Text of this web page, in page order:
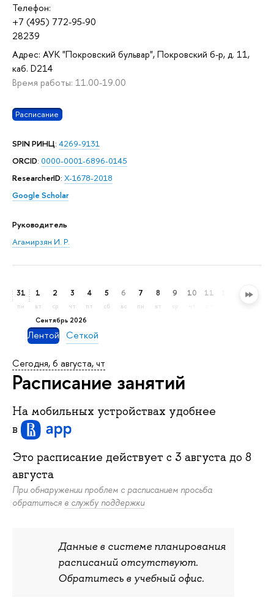
Телефон:
+7 (495) 772-95-90
28239
Адрес: АУК "Покровский бульвар", Покровский б-р, д. 11,
каб. D214
Время работы: 11.00-19.00
Расписание
SPIN РИНЦ: 4269-9131
ORCID: 0000-0001-6896-0145
ResearcherID: X-1678-2018
Google Scholar
Руководитель
Агамирзян И. Р.
31
пн
сентябрь 2026
1
вт
2
ср
3
чт
4
пт
5
сб
6
вс
7
пн
8
вт
9 10 11 13
Лентой Сеткой
Сегодня, 6 августа, чт
Расписание занятий
На мобильных устройствах удобнее
в
Это расписание действует c 3 августа до 8
августа
При обнаружении проблем с расписанием просьба
обратиться в службу поддержки
Данные в системе планирования
расписаний отсутствуют.
Обратитесь в учебный офис.